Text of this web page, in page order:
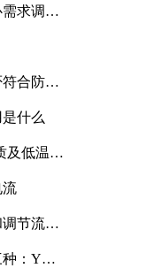
求调研
合防爆
什么
及低温冲
流
节流量
：Y